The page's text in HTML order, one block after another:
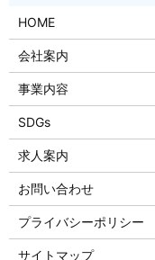
HOME
会社案内
事業内容
SDGs
求人案内
お問い合わせ
プライバシーポリシー
サイトマップ